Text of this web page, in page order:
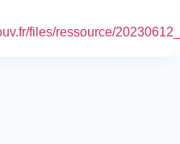
files/ressource/